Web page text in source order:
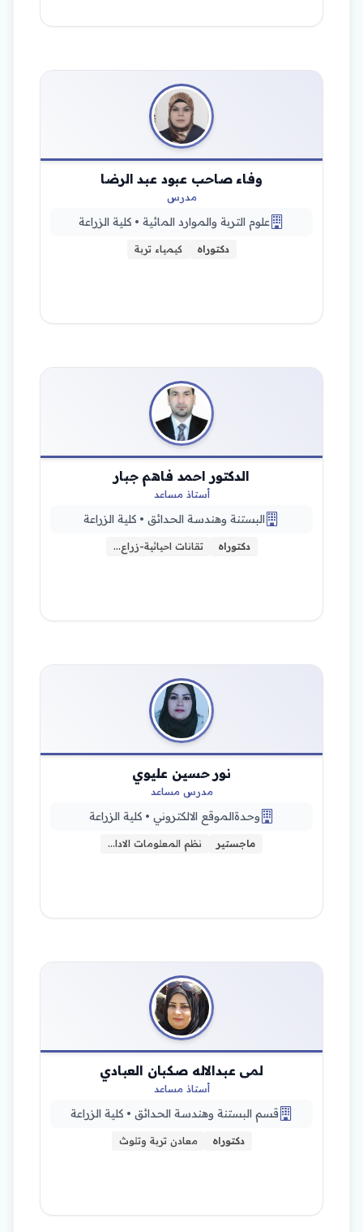
وفاء صاحب عبود عبد الرضا
مدرس
علوم التربة والموارد المائية • كلية الزراعة
دكتوراه كيمياء تربة
الدكتور احمد فاهم جبار
أستاذ مساعد
البستنة وهندسة الحدائق • كلية الزراعة
دكتوراه تقانات احيائية-زراع…
نور حسين عليوي
مدرس مساعد
وحدةالموقع الالكتروني • كلية الزراعة
ماجستير نظم المعلومات الادا…
لمى عبدالاله صكبان العبادي
أستاذ مساعد
قسم البستنة وهندسة الحدائق • كلية الزراعة
دكتوراه معادن تربة وتلوث